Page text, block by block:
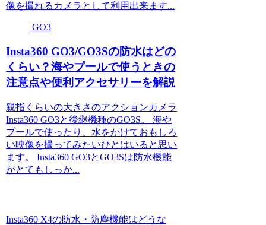
像を撮れるカメラとして利用出来ます...
GO3
Insta360 GO3/GO3Sの防水はどの
くらい？海やプールで使うときの
注意点や便利アクセサリーを解説
親指くらいの大きさのアクションカメラ
Insta360 GO3と後継機種のGO3S。 海や
プールで使ったり、水をかけておもしろ
い映像を撮ってみたいひとはいると思い
ます。 Insta360 GO3とGO3Sは防水機能
がとてもしっか...
Insta360 X4の防水・防塵機能はどうな